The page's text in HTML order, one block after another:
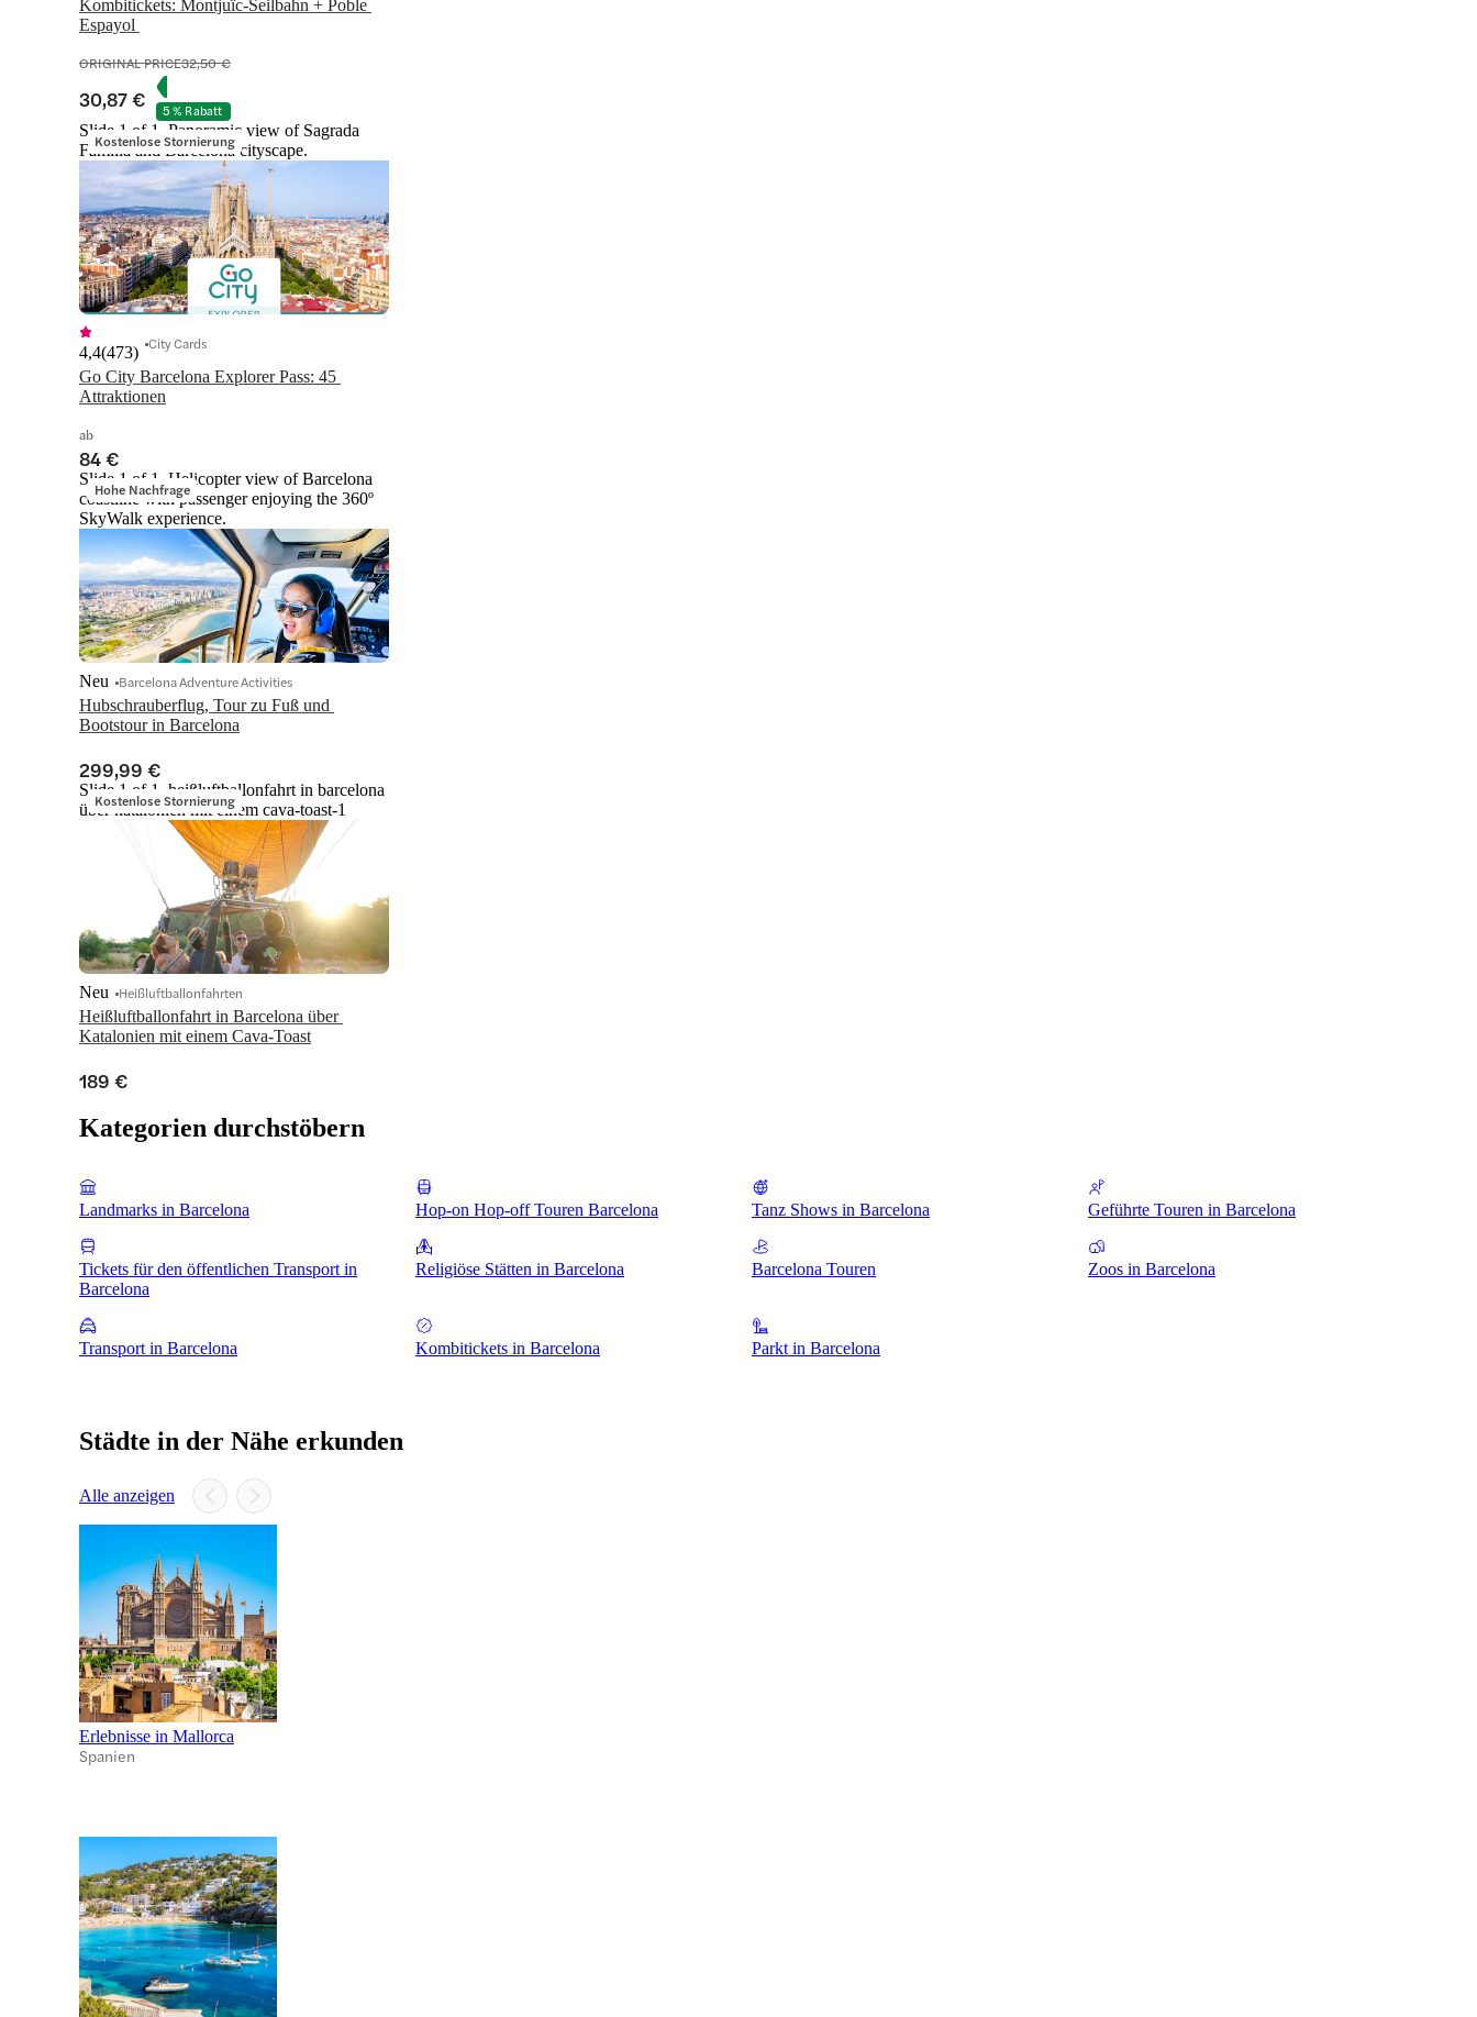
Kombitickets: Montjuïc-Seilbahn + Poble
ORIGINAL PRICE32,50 €
30,87 € 5 % Rabatt
Kostenlose Stornierung
Slide 1 of 1, Panoramic view of Sagrada
Familia and Barcelona cityscape.
Go City Barcelona Explorer Pass: 45
Attraktionen
4,4(473) City Cards
ab
84 €
Hohe Nachfrage
Slide 1 of 1, Helicopter view of Barcelona
coastline with passenger enjoying the 360º
SkyWalk experience.
Hubschrauberflug, Tour zu Fuß und
Bootstour in Barcelona
Neu Barcelona Adventure Activities
299,99 €
Kostenlose Stornierung
Slide 1 of 1, heißluftballonfahrt in barcelona
über katalonien mit einem cava-toast-1
Heißluftballonfahrt in Barcelona über
Katalonien mit einem Cava-Toast
Neu Heißluftballonfahrten
189 €
Kategorien durchstöbern
Landmarks in Barcelona Hop-on Hop-off Touren Barcelona Tanz Shows in Barcelona Geführte Touren in Barcelona
Tickets für den öffentlichen Transport in
Barcelona
Religiöse Stätten in Barcelona Barcelona Touren Zoos in Barcelona
Transport in Barcelona Kombitickets in Barcelona Parkt in Barcelona
Städte in der Nähe erkunden
Alle anzeigen
Erlebnisse in Mallorca
Spanien